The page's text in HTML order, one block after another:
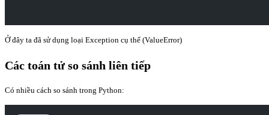
Ở đây ta đã sử dụng loại Exception cụ thể (ValueError)
Các toán tử so sánh liên tiếp
Có nhiều cách so sánh trong Python: